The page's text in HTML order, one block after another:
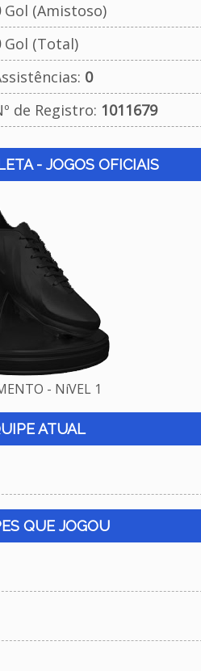
Gol (Amistoso)
Gol (Total)
0
de Registro: 1011679
- JOGOS OFICIAIS
- NíVEL 1
ATUAL
QUE JOGOU